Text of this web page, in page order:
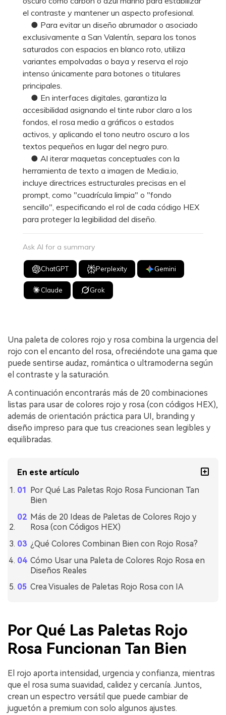
el contraste y mantener un aspecto profesional.
● Para evitar un diseño abrumador o asociado
exclusivamente a San Valentín, separa los tonos
saturados con espacios en blanco roto, utiliza
variantes empolvadas o baya y reserva el rojo
intenso únicamente para botones o titulares
principales.
● En interfaces digitales, garantiza la
accesibilidad asignando el tinte rubor claro a los
fondos, el rosa medio a gráficos o estados
activos, y aplicando el tono neutro oscuro a los
textos pequeños en lugar del negro puro.
● Al iterar maquetas conceptuales con la
herramienta de texto a imagen de Media.io,
incluye directrices estructurales precisas en el
prompt, como "cuadrícula limpia" o "fondo
sencillo", especificando el rol de cada código HEX
para proteger la legibilidad del diseño.
Ask AI for a summary
ChatGPT Perplexity Gemini
Claude Grok
Una paleta de colores rojo y rosa combina la urgencia del
rojo con el encanto del rosa, ofreciéndote una gama que
puede sentirse audaz, romántica o ultramoderna según
el contraste y la saturación.
A continuación encontrarás más de 20 combinaciones
listas para usar de colores rojo y rosa (con códigos HEX),
además de orientación práctica para UI, branding y
diseño impreso para que tus creaciones sean legibles y
equilibradas.
En este artículo
Por Qué Las Paletas Rojo Rosa Funcionan Tan
Bien
Más de 20 Ideas de Paletas de Colores Rojo y
Rosa (con Códigos HEX)
¿Qué Colores Combinan Bien con Rojo Rosa?
Cómo Usar una Paleta de Colores Rojo Rosa en
Diseños Reales
Crea Visuales de Paletas Rojo Rosa con IA
Por Qué Las Paletas Rojo
Rosa Funcionan Tan Bien
El rojo aporta intensidad, urgencia y confianza, mientras
que el rosa suma suavidad, calidez y cercanía. Juntos,
crean un espectro versátil que puede cambiar de
juguetón a premium con solo algunos ajustes.